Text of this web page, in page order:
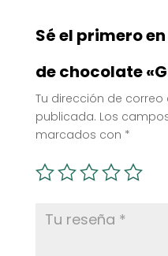
Sé el primero
de chocolate
Tu dirección de
publicada. Los
marcados con *